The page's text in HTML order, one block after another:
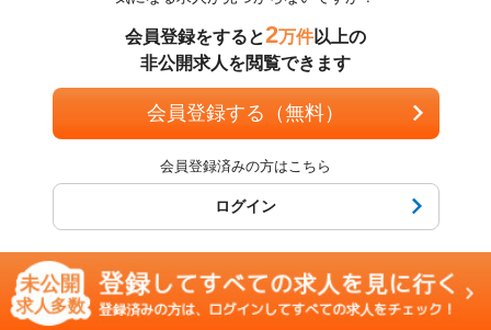
会員登録をすると2万件以上の
非公開求人を閲覧できます
会員登録する（無料）
会員登録済みの方はこちら
ログイン